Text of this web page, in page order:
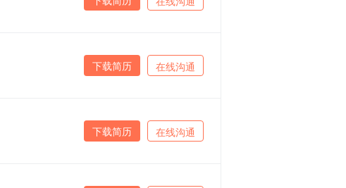
在线沟通
下载简历
在线沟通
下载简历